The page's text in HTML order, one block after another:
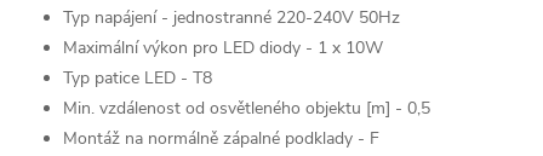
Typ napájení - jednostranné 220-240V 50Hz
Maximální výkon pro LED diody - 1 x 10W
Typ patice LED - T8
Min. vzdálenost od osvětleného objektu [m] - 0,5
Montáž na normálně zápalné podklady - F